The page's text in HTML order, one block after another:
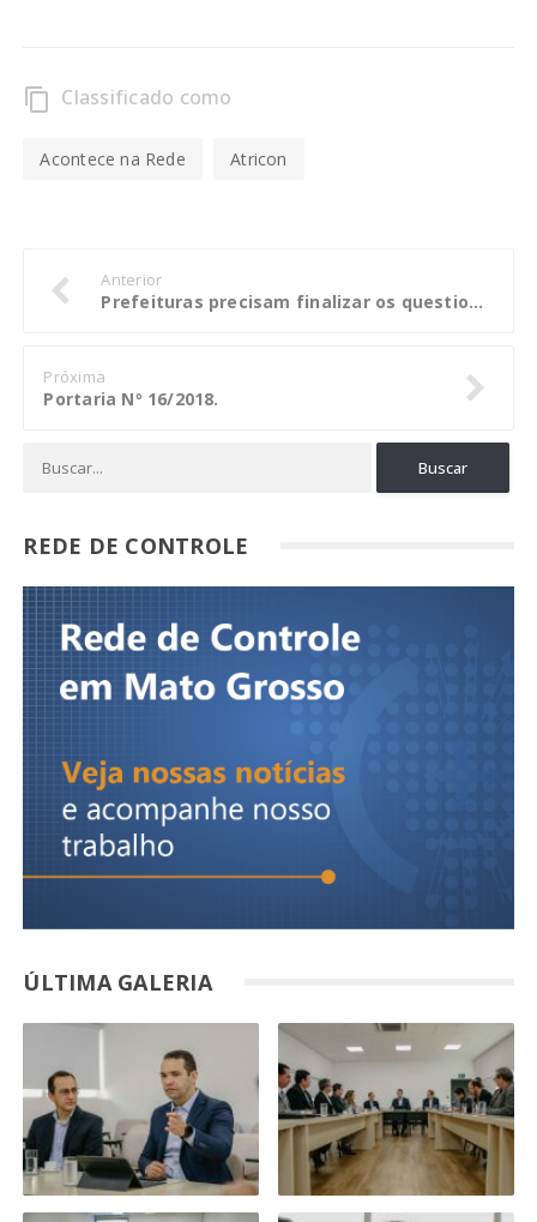
content_copy Classificado como
Acontece na Rede Atricon
Anterior
Prefeituras precisam finalizar os questionários do IEGM. TCE-AM prorroga prazo
Próxima
Portaria Nº 16/2018.
REDE DE CONTROLE
ÚLTIMA GALERIA